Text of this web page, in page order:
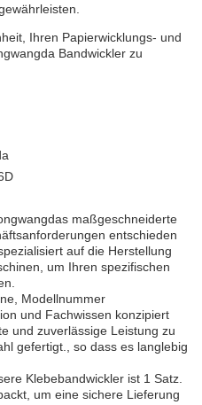
Ihren Papierwicklungs- und
Bandwickler zu
maßgeschneiderte
entschieden
auf die Herstellung
um Ihren spezifischen
Modellnummer
und Fachwissen konzipiert
und zuverlässige Leistung zu
gefertigt., so dass es langlebig
Klebebandwickler ist 1 Satz.
um eine sichere Lieferung